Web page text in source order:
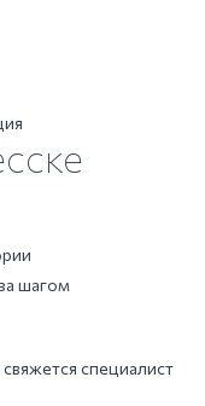
шагом
специалист